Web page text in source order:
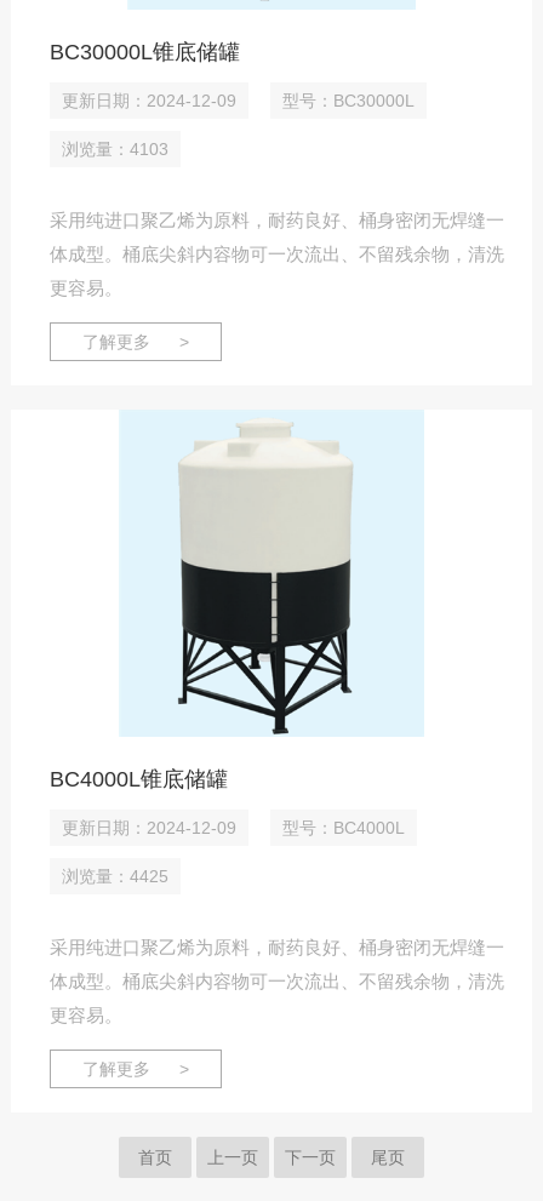
BC30000L锥底储罐
更新日期：2024-12-09 型号：BC30000L
浏览量：4103
采用纯进口聚乙烯为原料，耐药良好、桶身密闭无焊缝一
体成型。桶底尖斜内容物可一次流出、不留残余物，清洗
更容易。
了解更多 >
BC4000L锥底储罐
更新日期：2024-12-09 型号：BC4000L
浏览量：4425
采用纯进口聚乙烯为原料，耐药良好、桶身密闭无焊缝一
体成型。桶底尖斜内容物可一次流出、不留残余物，清洗
更容易。
了解更多 >
首页 上一页 下一页 尾页